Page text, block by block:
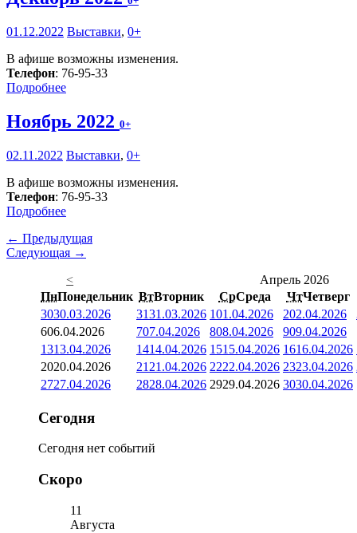
01.12.2022 Выставки, 0+
В афише возможны изменения.
Телефон: 76-95-33
Подробнее
Ноябрь 2022 0+
02.11.2022 Выставки, 0+
В афише возможны изменения.
Телефон: 76-95-33
Подробнее
← Предыдущая
Следующая →
<
Апрель 2026
ПнПонедельник ВтВторник СрСреда ЧтЧетверг
3030.03.2026 3131.03.2026 101.04.2026 202.04.2026
606.04.2026 707.04.2026 808.04.2026 909.04.2026
1313.04.2026 1414.04.2026 1515.04.2026 1616.04.2026
2020.04.2026 21 21.04.2026 2222.04.2026 2323.04.2026
2727.04.2026 2828.04.2026 2929.04.2026 3030.04.2026
Сегодня
Сегодня нет событий
Скоро
11
Августа